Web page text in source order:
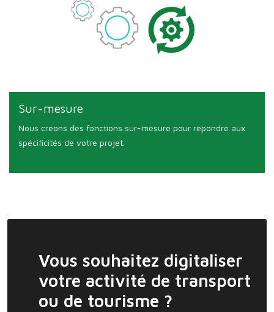
Sur-mesure
Nous créons des fonctions sur-mesure pour répondre aux
spécificités de votre projet.
Vous souhaitez digitaliser
votre activité de transport
ou de tourisme ?